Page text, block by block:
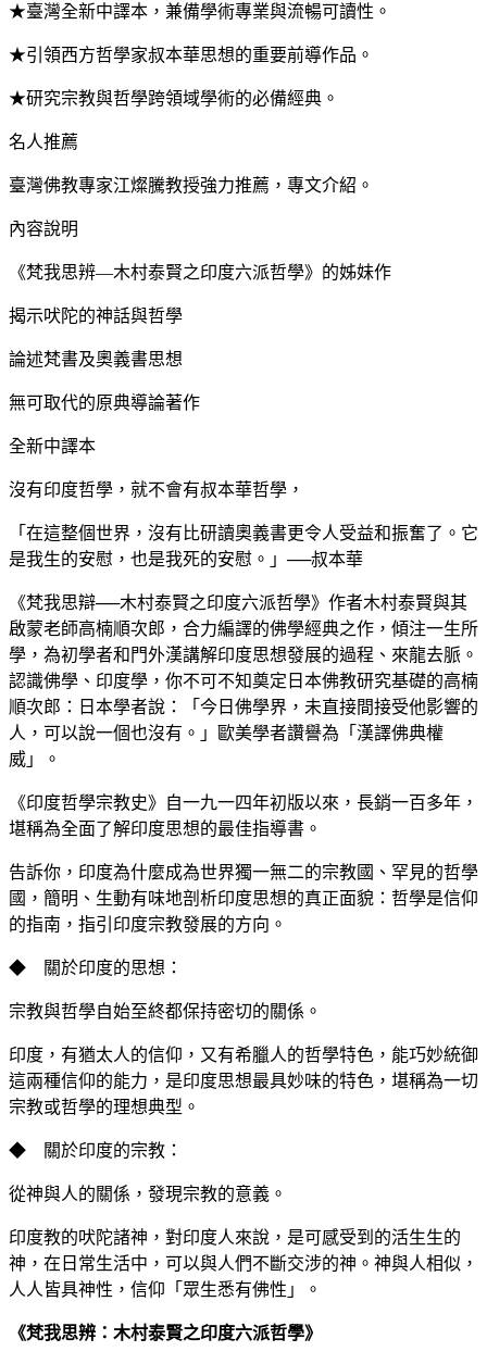
★臺灣全新中譯本，兼備學術專業與流暢可讀性。
★引領西方哲學家叔本華思想的重要前導作品。
★研究宗教與哲學跨領域學術的必備經典。
名人推薦
臺灣佛教專家江燦騰教授強力推薦，專文介紹。
內容說明
《梵我思辨—木村泰賢之印度六派哲學》的姊妹作
揭示吠陀的神話與哲學
論述梵書及奧義書思想
無可取代的原典導論著作
全新中譯本
沒有印度哲學，就不會有叔本華哲學，
「在這整個世界，沒有比研讀奧義書更令人受益和振奮了。它
是我生的安慰，也是我死的安慰。」──叔本華
《梵我思辯──木村泰賢之印度六派哲學》作者木村泰賢與其
啟蒙老師高楠順次郎，合力編譯的佛學經典之作，傾注一生所
學，為初學者和門外漢講解印度思想發展的過程、來龍去脈。
認識佛學、印度學，你不可不知奠定日本佛教研究基礎的高楠
順次郎：日本學者說：「今日佛學界，未直接間接受他影響的
人，可以說一個也沒有。」歐美學者讚譽為「漢譯佛典權
威」。
《印度哲學宗教史》自一九一四年初版以來，長銷一百多年，
堪稱為全面了解印度思想的最佳指導書。
告訴你，印度為什麼成為世界獨一無二的宗教國、罕見的哲學
國，簡明、生動有味地剖析印度思想的真正面貌：哲學是信仰
的指南，指引印度宗教發展的方向。
◆ 關於印度的思想：
宗教與哲學自始至終都保持密切的關係。
印度，有猶太人的信仰，又有希臘人的哲學特色，能巧妙統御
這兩種信仰的能力，是印度思想最具妙味的特色，堪稱為一切
宗教或哲學的理想典型。
◆ 關於印度的宗教：
從神與人的關係，發現宗教的意義。
印度教的吠陀諸神，對印度人來說，是可感受到的活生生的
神，在日常生活中，可以與人們不斷交涉的神。神與人相似，
人人皆具神性，信仰「眾生悉有佛性」。
《梵我思辨：木村泰賢之印度六派哲學》